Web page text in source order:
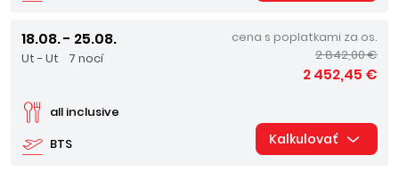
18.08. - 25.08.
Ut - Ut 7 nocí
BTS
all inclusive
cena s poplatkami za os.
2 842,00 €
2 452,45 €
Kalkulovať